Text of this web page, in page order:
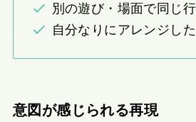
別の遊び・場面で同じ
自分なりにアレンジし
意図が感じられる再現